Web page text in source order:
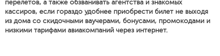
перелетов, а также обзванивать агентства и знакомых
кассиров, если гораздо удобнее приобрести билет не выходя
из дома со скидочными ваучерами, бонусами, промокодами и
низкими тарифами авиакомпаний через интернет.